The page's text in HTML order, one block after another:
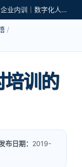
艾威培训｜职业认证培训｜IT技术培训｜企业内训｜数字化人才培养
培训的
布日期： 2019-